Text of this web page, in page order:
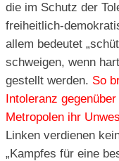
die im Schutz der
freiheitlich-
allem bedeutet
schweigen, wenn
gestellt werden. So
Intoleranz
Metropolen ihr
Linken verdienen
„Kampfes für eine